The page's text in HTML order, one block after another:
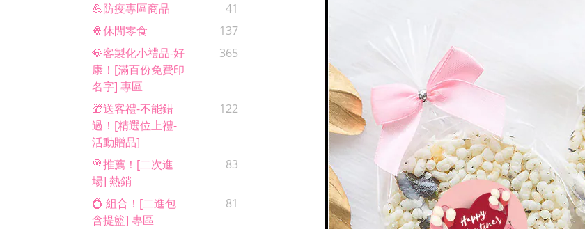
💪防疫專區商品
41
🍿休閒零食
137
💎客製化小禮品-好
康！[滿百份免費印
名字] 專區
365
🎁送客禮-不能錯
過！[精選位上禮-
活動贈品]
122
🍭推薦！[二次進
場] 熱銷
83
💍 組合！[二進包
含提籃] 專區
81